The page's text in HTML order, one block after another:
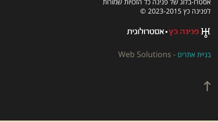
לפנינה כץ 2023-2015 ©
בניית אתרים -
Web Solutions